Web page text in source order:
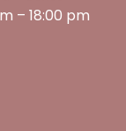
– 18:00 pm